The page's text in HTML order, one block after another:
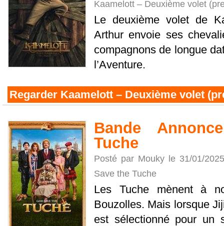
Kaamelott – Deuxième volet
Le deuxième volet de
Arthur envoie ses
compagnons de longue
l’Aventure.
Regarder Kaamelott – Deuxième volet
Bande
Tuche
Posté par Mouky le 31/01/
Save the Tuche
Les Tuche mènent à
Bouzolles. Mais lorsque
est sélectionné pour un